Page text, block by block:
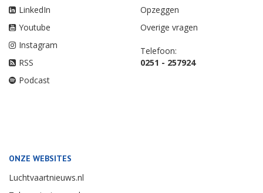
LinkedIn
Youtube
Instagram
RSS
Podcast
Opzeggen
Overige vragen
Telefoon:
0251 - 257924
ONZE WEBSITES
Luchtvaartnieuws.nl